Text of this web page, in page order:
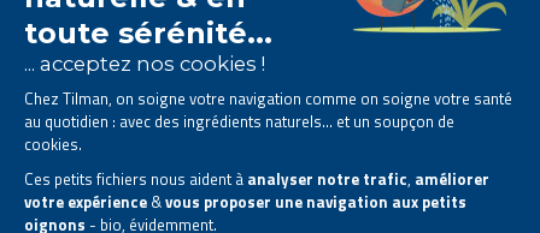
Le laboratoire Tilman estspécialisé dans la
Il vous propose dessolutions naturelles à base de
plantes.